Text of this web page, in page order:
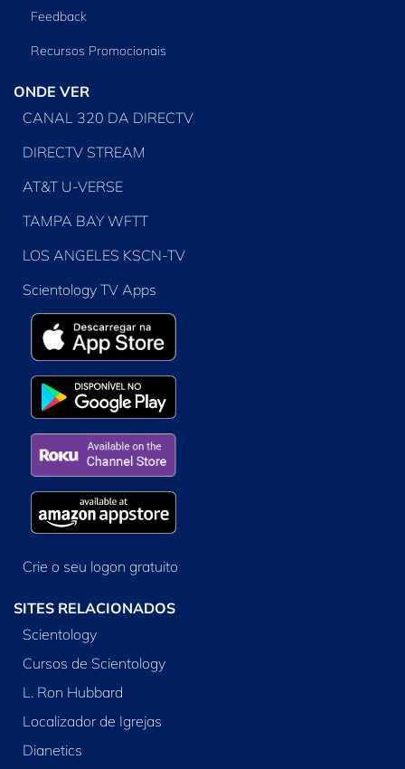
Feedback
Recursos Promocionais
ONDE VER
CANAL 320 DA DIRECTV
DIRECTV STREAM
AT&T U-VERSE
TAMPA BAY WFTT
LOS ANGELES KSCN-TV
Scientology TV Apps
Crie o seu logon gratuito
SITES RELACIONADOS
Scientology
Cursos de Scientology
L. Ron Hubbard
Localizador de Igrejas
Dianetics